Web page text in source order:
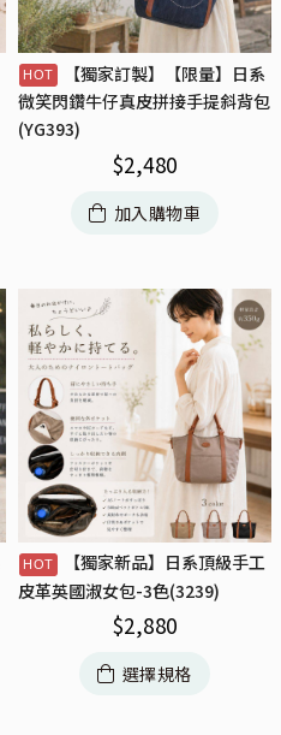
【獨家訂製】【限量】日系
微笑閃鑽牛仔真皮拼接手提斜背包
(YG393)
$2,480
加入購物車
【獨家新品】日系頂級手工
皮革英國淑女包-3色(3239)
$2,880
選擇規格